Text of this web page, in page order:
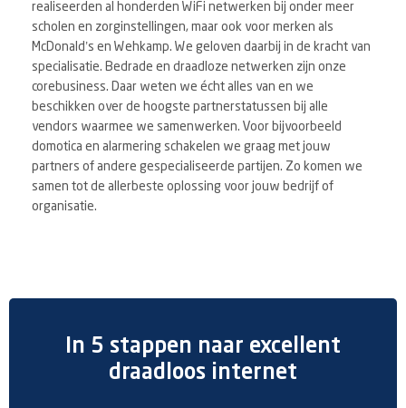
realiseerden al honderden WiFi netwerken bij onder meer
scholen en zorginstellingen, maar ook voor merken als
McDonald’s en Wehkamp. We geloven daarbij in de kracht van
specialisatie. Bedrade en draadloze netwerken zijn onze
corebusiness. Daar weten we écht alles van en we
beschikken over de hoogste partnerstatussen bij alle
vendors waarmee we samenwerken. Voor bijvoorbeeld
domotica en alarmering schakelen we graag met jouw
partners of andere gespecialiseerde partijen. Zo komen we
samen tot de allerbeste oplossing voor jouw bedrijf of
organisatie.
In 5 stappen naar excellent
draadloos internet